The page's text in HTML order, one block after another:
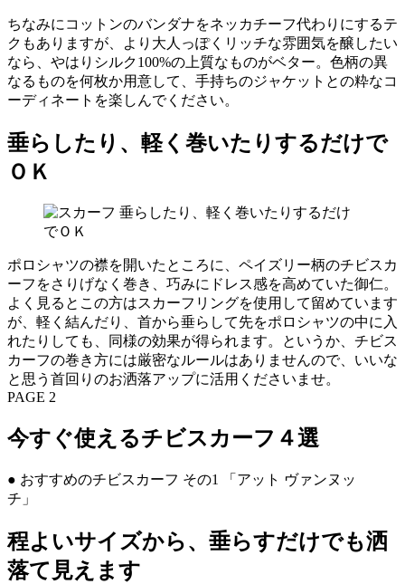
ちなみにコットンのバンダナをネッカチーフ代わりにするテ
クもありますが、より大人っぽくリッチな雰囲気を醸したい
なら、やはりシルク100%の上質なものがベター。色柄の異
なるものを何枚か用意して、手持ちのジャケットとの粋なコ
ーディネートを楽しんでください。
垂らしたり、軽く巻いたりするだけで
ＯＫ
ポロシャツの襟を開いたところに、ペイズリー柄のチビスカ
ーフをさりげなく巻き、巧みにドレス感を高めていた御仁。
よく見るとこの方はスカーフリングを使用して留めています
が、軽く結んだり、首から垂らして先をポロシャツの中に入
れたりしても、同様の効果が得られます。というか、チビス
カーフの巻き方には厳密なルールはありませんので、いいな
と思う首回りのお洒落アップに活用くださいませ。
PAGE 2
今すぐ使えるチビスカーフ４選
● おすすめのチビスカーフ その1 「アット ヴァンヌッ
チ」
程よいサイズから、垂らすだけでも洒
落て見えます